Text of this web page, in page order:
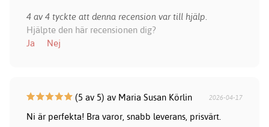
4 av 4 tyckte att denna recension var till hjälp.
Hjälpte den här recensionen dig?
Ja
Nej
(5 av 5) av Maria Susan Körlin 2026-04-17
Ni är perfekta! Bra varor, snabb leverans, prisvärt.